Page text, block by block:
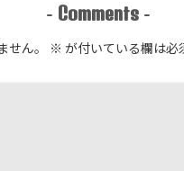
- Comments -
ん。 ※ が付いている欄は必